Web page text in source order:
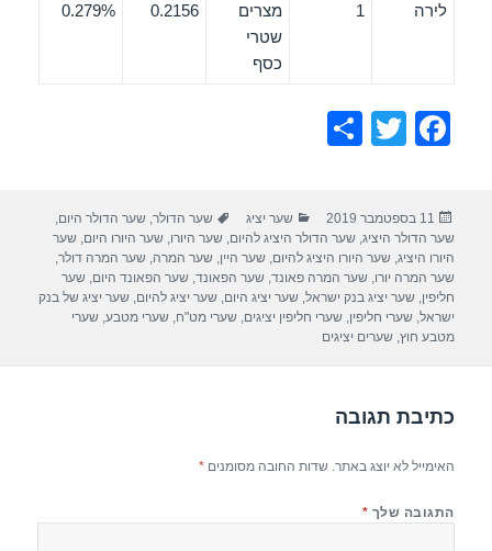
לירה 1
מצרים
שטרי
כסף
0.2156
0.279%
F
e
b
o
o
T
er
e
פורסם
בתאריך
11 בספטמבר 2019 קטגוריות
שער יציג תגיות
שער הדולר,שער הדולר היום,
שער הדולר היציג,שער הדולר היציג להיום,שער היורו,שער היורו היום,שער
היורו היציג,שער היורו היציג להיום,שער היין,שער המרה,שער המרה דולר,
שער המרה יורו,שער המרה פאונד,שער הפאונד,שער הפאונד היום,שער
חליפין,שער יציג בנק ישראל,שער יציג היום,שער יציג להיום,שער יציג של בנק
ישראל,שערי חליפין,שערי חליפין יציגים,שערי מט"ח,שערי מטבע,שערי
מטבע חוץ,שערים יציגים
כתיבת תגובה
האימייל לא יוצג באתר. שדות החובה מסומנים*
התגובה שלך *